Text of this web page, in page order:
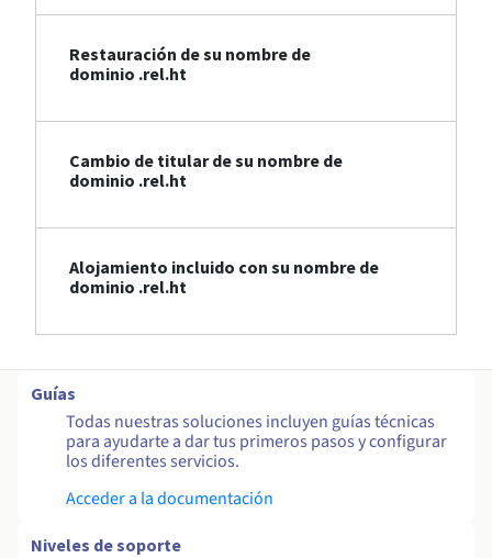
Restauración de su nombre de
dominio .rel.ht
Cambio de titular de su nombre de
dominio .rel.ht
Alojamiento incluido con su nombre de
dominio .rel.ht
Guías
Todas nuestras soluciones incluyen guías técnicas
para ayudarte a dar tus primeros pasos y configurar
los diferentes servicios.
Acceder a la documentación
Niveles de soporte